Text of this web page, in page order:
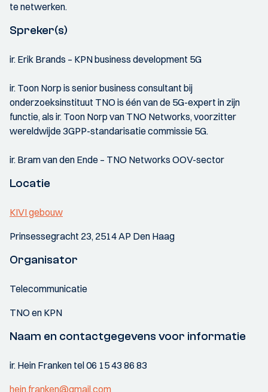
te netwerken.
Spreker(s)
ir. Erik Brands – KPN business development 5G
ir. Toon Norp is senior business consultant bij
onderzoeksinstituut TNO is één van de 5G-expert in zijn
functie, als ir. Toon Norp van TNO Networks, voorzitter
wereldwijde 3GPP-standarisatie commissie 5G.
ir. Bram van den Ende – TNO Networks OOV-sector
Locatie
KIVI gebouw
Prinsessegracht 23, 2514 AP Den Haag
Organisator
Telecommunicatie
TNO en KPN
Naam en contactgegevens voor informatie
ir. Hein Franken tel 06 15 43 86 83
hein.franken@gmail.com